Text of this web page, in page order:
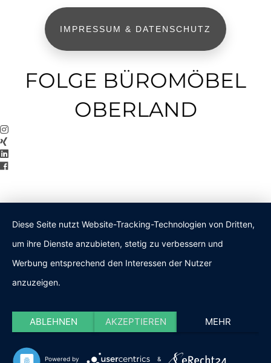
IMPRESSUM & DATENSCHUTZ
FOLGE BÜROMÖBEL
OBERLAND
Diese Seite nutzt Website-Tracking-Technologien von Dritten,
um ihre Dienste anzubieten, stetig zu verbessern und
Werbung entsprechend den Interessen der Nutzer
anzuzeigen.
ABLEHNEN AKZEPTIEREN MEHR
Powered by &